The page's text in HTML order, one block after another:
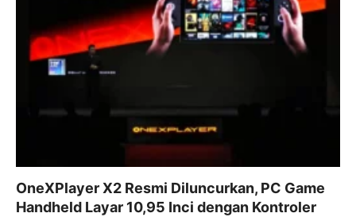
OneXPlayer X2 Resmi Diluncurkan, PC Game
Handheld Layar 10,95 Inci dengan Kontroler